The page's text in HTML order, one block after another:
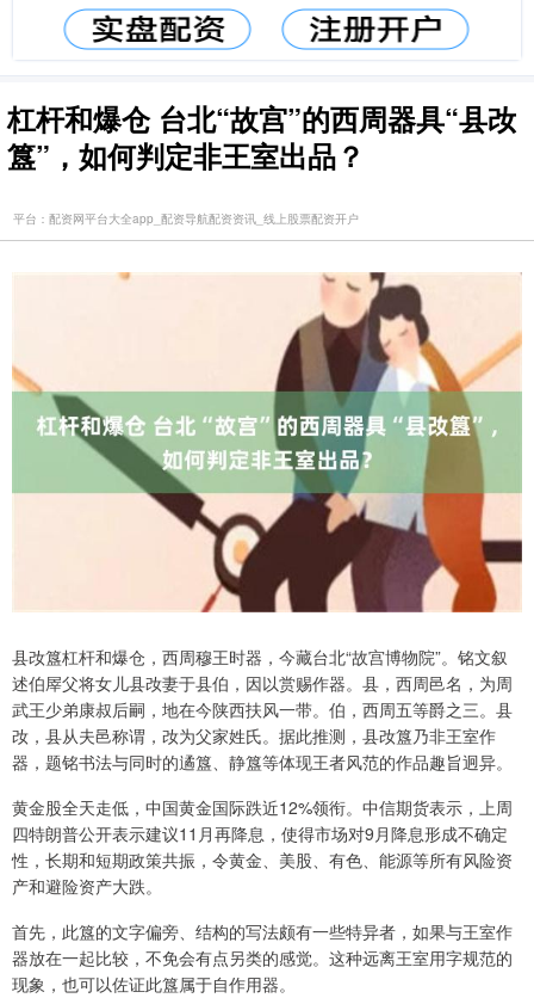
杠杆和爆仓 台北“故宫”的西周器具“县妀
簋”，如何判定非王室出品？
平台：配资网平台大全app_配资导航配资资讯_线上股票配资开户
县妀簋杠杆和爆仓，西周穆王时器，今藏台北“故宫博物院”。铭文叙
述伯屖父将女儿县妀妻于县伯，因以赏赐作器。县，西周邑名，为周
武王少弟康叔后嗣，地在今陕西扶风一带。伯，西周五等爵之三。县
妀，县从夫邑称谓，妀为父家姓氏。据此推测，县妀簋乃非王室作
器，题铭书法与同时的遹簋、静簋等体现王者风范的作品趣旨迥异。
黄金股全天走低，中国黄金国际跌近12%领衔。中信期货表示，上周
四特朗普公开表示建议11月再降息，使得市场对9月降息形成不确定
性，长期和短期政策共振，令黄金、美股、有色、能源等所有风险资
产和避险资产大跌。
首先，此簋的文字偏旁、结构的写法颇有一些特异者，如果与王室作
器放在一起比较，不免会有点另类的感觉。这种远离王室用字规范的
现象，也可以佐证此簋属于自作用器。